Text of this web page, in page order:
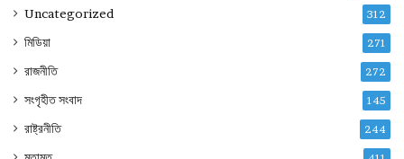
Uncategorized 312
মিডিয়া 271
রাজনীতি 272
সংগৃহীত সংবাদ 145
রাষ্ট্রনীতি 244